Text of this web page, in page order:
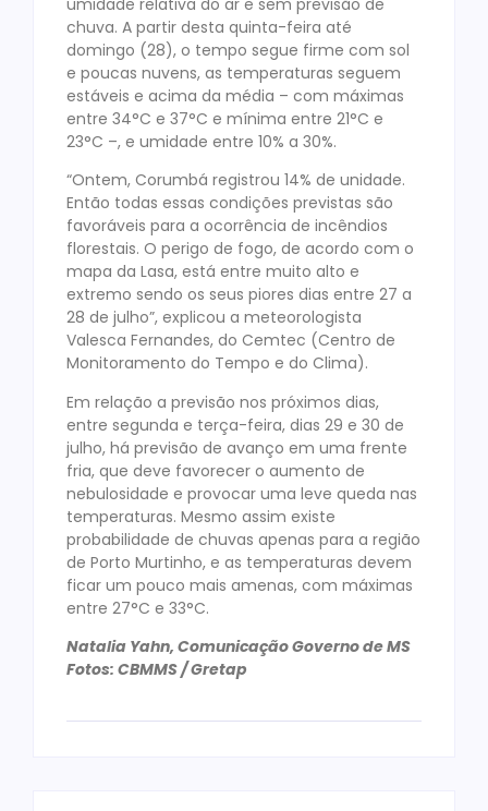
chuva. A partir desta quinta-feira até
domingo (28), o tempo segue firme com sol
e poucas nuvens, as temperaturas seguem
estáveis e acima da média – com máximas
entre 34°C e 37°C e mínima entre 21°C e
23°C –, e umidade entre 10% a 30%.
“Ontem, Corumbá registrou 14% de unidade.
Então todas essas condições previstas são
favoráveis para a ocorrência de incêndios
florestais. O perigo de fogo, de acordo com o
mapa da Lasa, está entre muito alto e
extremo sendo os seus piores dias entre 27 a
28 de julho”, explicou a meteorologista
Valesca Fernandes, do Cemtec (Centro de
Monitoramento do Tempo e do Clima).
Em relação a previsão nos próximos dias,
entre segunda e terça-feira, dias 29 e 30 de
julho, há previsão de avanço em uma frente
fria, que deve favorecer o aumento de
nebulosidade e provocar uma leve queda nas
temperaturas. Mesmo assim existe
probabilidade de chuvas apenas para a região
de Porto Murtinho, e as temperaturas devem
ficar um pouco mais amenas, com máximas
entre 27°C e 33°C.
Natalia Yahn, Comunicação Governo de MS
Fotos: CBMMS / Gretap